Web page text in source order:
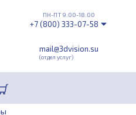
mail@3dvision.su
(отдел услуг)
ПН-ПТ 9:00-18:00
+7 (800) 333-07-58